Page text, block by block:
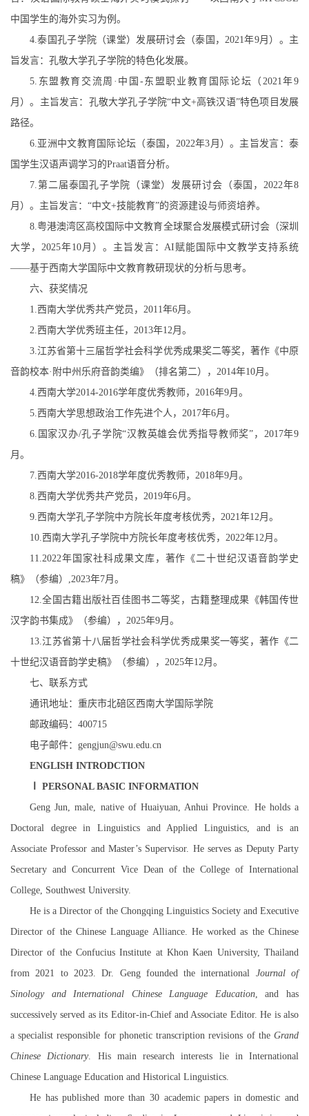
中国学生的海外实习为例。
4.泰国孔子学院（课堂）发展研讨会（泰国，2021年9月）。主
旨发言：孔敬大学孔子学院的特色化发展。
5. 东盟教育交流周·中国 -东盟职业教育国际论坛（ 2021年9
月）。主旨发言：孔敬大学孔子学院“中文+高铁汉语”特色项目发展
路径。
6.亚洲中文教育国际论坛（泰国， 2022年3月）。主旨发言：泰
国学生汉语声调学习的Praat语音分析。
7. 第二届泰国孔子学院（课堂）发展研讨会（泰国，2022年8
月）。主旨发言：“中文+技能教育”的资源建设与师资培养。
8.粤港澳湾区高校国际中文教育全球聚合发展模式研讨会（深圳
大学， 2025年10月）。主旨发言：AI 赋能国际中文教学支持系统
——基于西南大学国际中文教育教研现状的分析与思考。
六、获奖情况
1.西南大学优秀共产党员， 2011年6月。
2.西南大学优秀班主任， 2013年12月。
3.江苏省第十三届哲学社会科学优秀成果奖二等奖，著作《中原
音韵校本·附中州乐府音韵类编》（排名第二）， 2014年10月。
4.西南大学2014-2016学年度优秀教师， 2016年9月。
5.西南大学思想政治工作先进个人， 2017年6月。
6. 国家汉办/孔子学院“汉教英雄会优秀指导教师奖”， 2017年9
月。
7.西南大学2016-2018学年度优秀教师， 2018年9月。
8.西南大学优秀共产党员， 2019年6月。
9.西南大学孔子学院中方院长年度考核优秀， 2021年12月。
10.西南大学孔子学院中方院长年度考核优秀， 2022年12月。
11.2022年国家社科成果文库，著作《二十世纪汉语音韵学史
稿》（参编） ,2023年7月。
12.全国古籍出版社百佳图书二等奖，古籍整理成果《韩国传世
汉字韵书集成》（参编）， 2025年9月。
13.江苏省第十八届哲学社会科学优秀成果奖一等奖，著作《二
十世纪汉语音韵学史稿》（参编）， 2025年12月。
七、联系方式
通讯地址：重庆市北碚区西南大学国际学院
邮政编码： 400715
电子邮件： gengjun@swu.edu.cn
ENGLISH INTRODCTION
PERSONAL BASIC INFORMATION
Geng Jun, male, native of Huaiyuan, Anhui Province. He holds a
Doctoral degree in Linguistics and Applied Linguistics, and is an
Associate Professor and Master’s Supervisor. He serves as Deputy Party
Secretary and Concurrent Vice Dean of the College of International
College, Southwest University.
He is a Director of the Chongqing Linguistics Society and Executive
Director of the Chinese Language Alliance. He worked as the Chinese
Director of the Confucius Institute at Khon Kaen University, Thailand
from 2021 to 2023. Dr. Geng founded the international Journal of
Sinology and International Chinese Language Education, and has
successively served as its Editor-in-Chief and Associate Editor. He is also
a specialist responsible for phonetic transcription revisions of the Grand
Chinese Dictionary. His main research interests lie in International
Chinese Language Education and Historical Linguistics.
He has published more than 30 academic papers in domestic and